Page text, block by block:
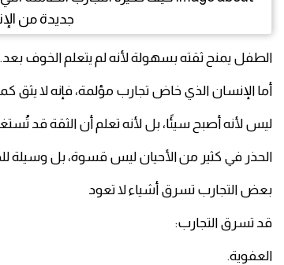
الطفل يمنح ثقته بسهولة لأنه لم يتعلم الخوف بعد.
أما الإنسان الذي خاض تجارب مؤلمة، فإنه لا يثق
ليس لأنه أصبح سيئًا، بل لأنه تعلم أن الثقة قد
الحذر في كثير من الأحيان ليس قسوة، بل وسيلة
بعض التجارب تسرق أشياء لا تعود
قد تسرق التجارب:
العفوية.